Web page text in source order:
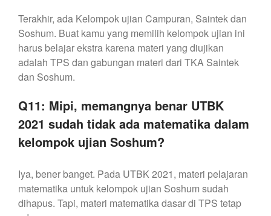
Terakhir, ada Kelompok ujian Campuran, Saintek dan
Soshum. Buat kamu yang memilih kelompok ujian ini
harus belajar ekstra karena materi yang diujikan
adalah TPS dan gabungan materi dari TKA Saintek
dan Soshum.
Q11: Mipi, memangnya benar UTBK
2021 sudah tidak ada matematika dalam
kelompok ujian Soshum?
Iya, bener banget. Pada UTBK 2021, materi pelajaran
matematika untuk kelompok ujian Soshum sudah
dihapus. Tapi, materi matematika dasar di TPS tetap